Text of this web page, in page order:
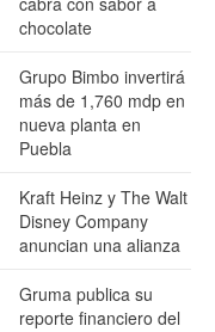
chocolate
Grupo Bimbo invertirá
más de 1,760 mdp en
nueva planta en
Puebla
Kraft Heinz y The Walt
Disney Company
anuncian una alianza
Gruma publica su
reporte financiero del